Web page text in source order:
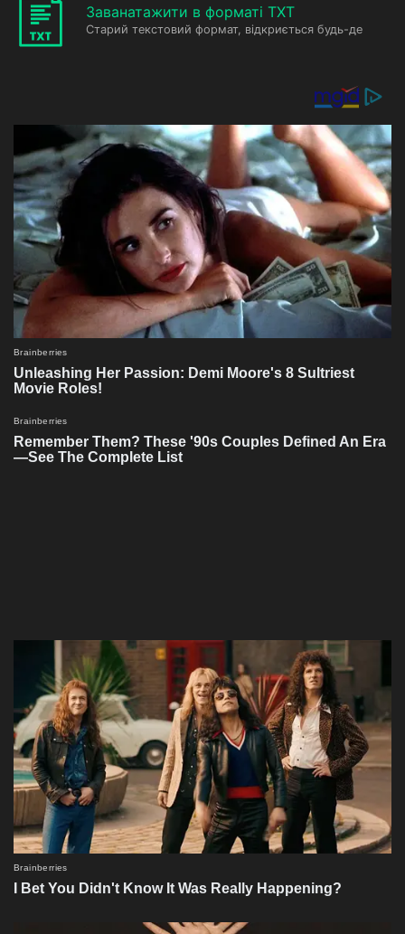
Заванатажити в форматі TXT
Старий текстовий формат, відкриється будь-де